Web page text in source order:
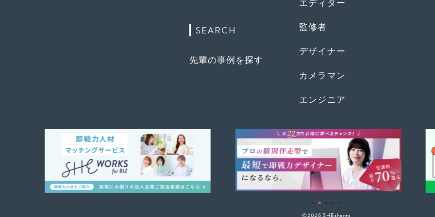
SEARCH
先輩の事例を探す
エディター
監修者
デザイナー
カメラマン
エンジニア
2026 SHEshares